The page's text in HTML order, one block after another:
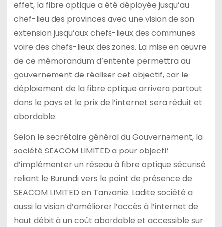
effet, la fibre optique a été déployée jusqu’au
chef-lieu des provinces avec une vision de son
extension jusqu’aux chefs-lieux des communes
voire des chefs-lieux des zones. La mise en œuvre
de ce mémorandum d’entente permettra au
gouvernement de réaliser cet objectif, car le
déploiement de la fibre optique arrivera partout
dans le pays et le prix de l’internet sera réduit et
abordable.
Selon le secrétaire général du Gouvernement, la
société SEACOM LIMITED a pour objectif
d’implémenter un réseau à fibre optique sécurisé
reliant le Burundi vers le point de présence de
SEACOM LIMITED en Tanzanie. Ladite société a
aussi la vision d’améliorer l’accès à l’internet de
haut débit à un coût abordable et accessible sur